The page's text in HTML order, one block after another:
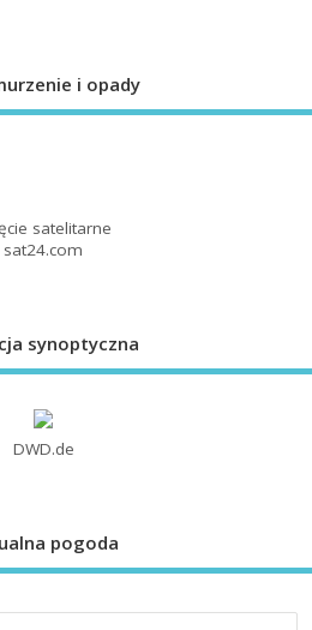
i opady
satelitarne
sat24.com
synoptyczna
DWD.de
pogoda